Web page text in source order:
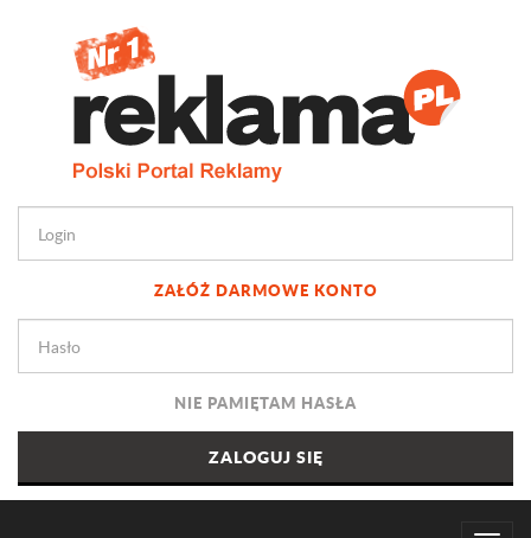
ZAŁÓŻ DARMOWE KONTO
NIE PAMIĘTAM HASŁA